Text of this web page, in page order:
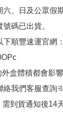
六、日及公眾假
碼已出貨。
順豐速運官網：
盒體積都會影
絡我們客服查詢
到貨通知後14